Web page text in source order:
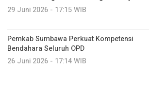
29 Juni 2026 - 17:15 WIB
Pemkab Sumbawa Perkuat Kompetensi
Bendahara Seluruh OPD
26 Juni 2026 - 17:14 WIB